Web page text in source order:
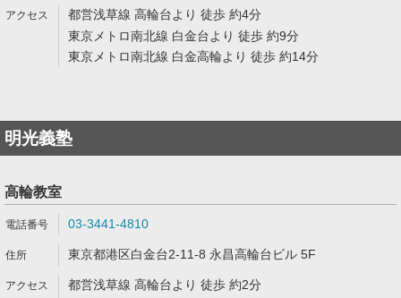
都営浅草線 高輪台より 徒歩 約4分
東京メトロ南北線 白金台より 徒歩 約9分
東京メトロ南北線 白金高輪より 徒歩 約14分
明光義塾
高輪教室
03-3441-4810
東京都港区白金台2-11-8 永昌高輪台ビル 5F
都営浅草線 高輪台より 徒歩 約2分